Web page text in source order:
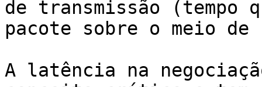
de transmissão
pacote sobre o meio de
A latência na